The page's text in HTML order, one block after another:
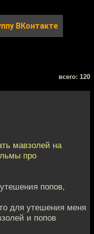
ВКонтакте
всего: 120
мавзолей на
про
попов,
для утешения меня
и попов